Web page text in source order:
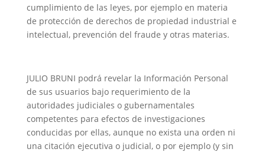
cumplimiento de las leyes, por ejemplo en materia
de protección de derechos de propiedad industrial e
intelectual, prevención del fraude y otras materias.
JULIO BRUNI podrá revelar la Información Personal
de sus usuarios bajo requerimiento de la
autoridades judiciales o gubernamentales
competentes para efectos de investigaciones
conducidas por ellas, aunque no exista una orden ni
una citación ejecutiva o judicial, o por ejemplo (y sin